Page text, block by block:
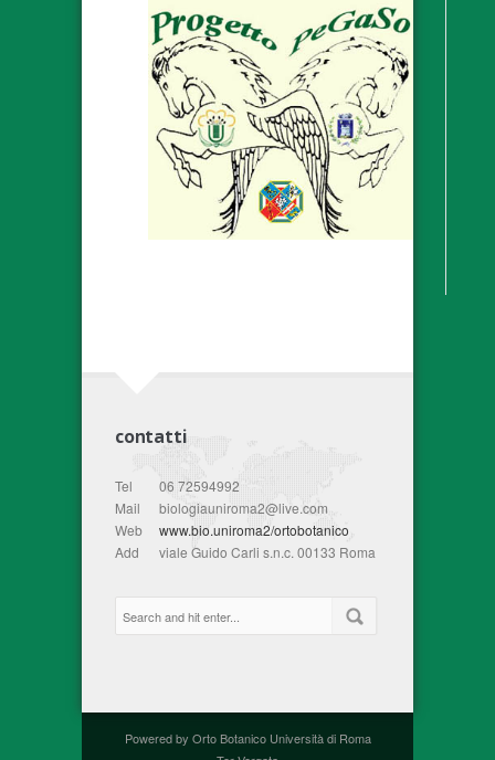
contatti
Tel
06 72594992
Mail
biologiauniroma2@live.com
Web
www.bio.uniroma2/ortobotanico
Add
viale Guido Carli s.n.c. 00133 Roma
Powered by Orto Botanico Università di Roma